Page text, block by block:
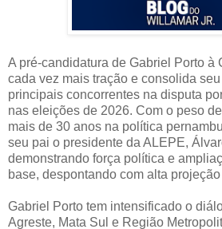
A pré-candidatura de Gabriel Porto à
cada vez mais tração e consolida
principais concorrentes na disputa
nas eleições de 2026. Com o peso
mais de 30 anos na política
seu pai o presidente da ALEPE,
demonstrando força política e
base, despontando com alta
Gabriel Porto tem intensificado o
Agreste, Mata Sul e Região